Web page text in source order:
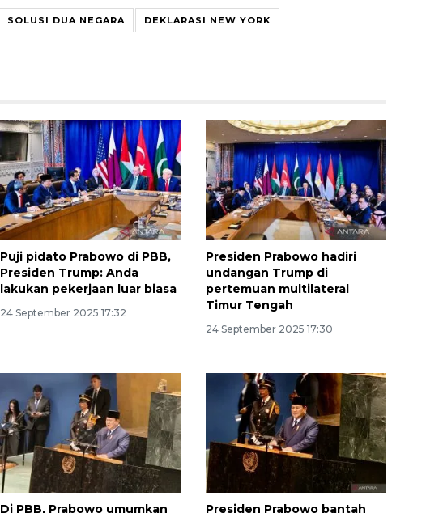
SOLUSI DUA NEGARA DEKLARASI NEW YORK
Puji pidato Prabowo di PBB,
Presiden Trump: Anda
lakukan pekerjaan luar biasa
24 September 2025 17:32
Presiden Prabowo hadiri
undangan Trump di
pertemuan multilateral
Timur Tengah
24 September 2025 17:30
Di PBB, Prabowo umumkan Presiden Prabowo bantah
jaringan gas 2026